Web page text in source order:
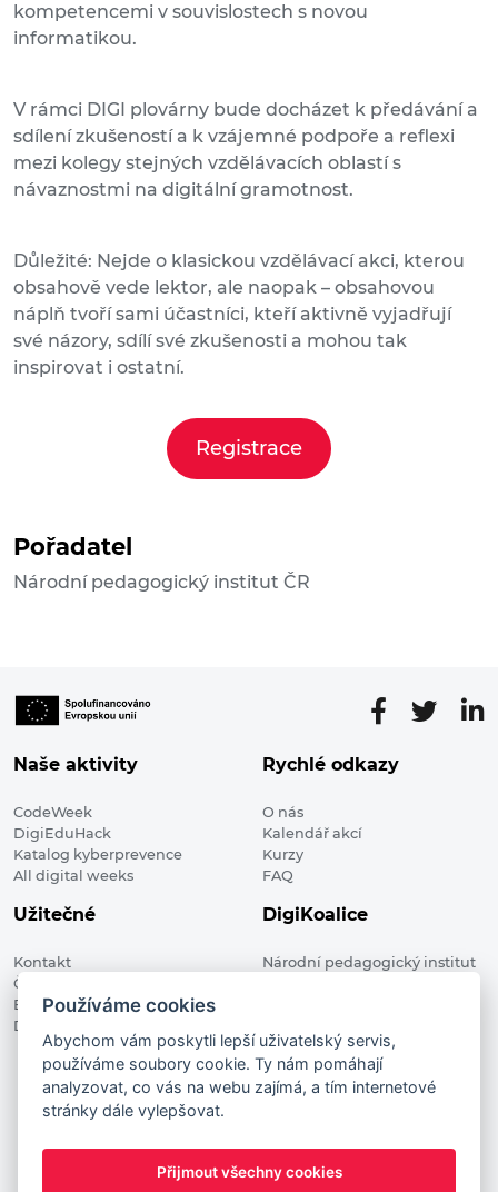
kompetencemi v souvislostech s novou
informatikou.
V rámci DIGI plovárny bude docházet k předávání a
sdílení zkušeností a k vzájemné podpoře a reflexi
mezi kolegy stejných vzdělávacích oblastí s
návaznostmi na digitální gramotnost.
Důležité: Nejde o klasickou vzdělávací akci, kterou
obsahově vede lektor, ale naopak – obsahovou
náplň tvoří sami účastníci, kteří aktivně vyjadřují
své názory, sdílí své zkušenosti a mohou tak
inspirovat i ostatní.
Registrace
Pořadatel
Národní pedagogický institut ČR
Naše aktivity
CodeWeek
DigiEduHack
Katalog kyberprevence
All digital weeks
Rychlé odkazy
O nás
Kalendář akcí
Kurzy
FAQ
Užitečné
Kontakt
Členské organizace
Blog
Digitalizace ve vzdělávání
DigiKoalice
Národní pedagogický institut
DigiKoalice 2021. All rights reserved
Vstup do administrace
This project has received funding from the European
Commission Innovation and Networks Executive Agency (now
Používáme cookies
Abychom vám poskytli lepší uživatelský servis,
používáme soubory cookie. Ty nám pomáhají
analyzovat, co vás na webu zajímá, a tím internetové
stránky dále vylepšovat.
Přijmout všechny cookies